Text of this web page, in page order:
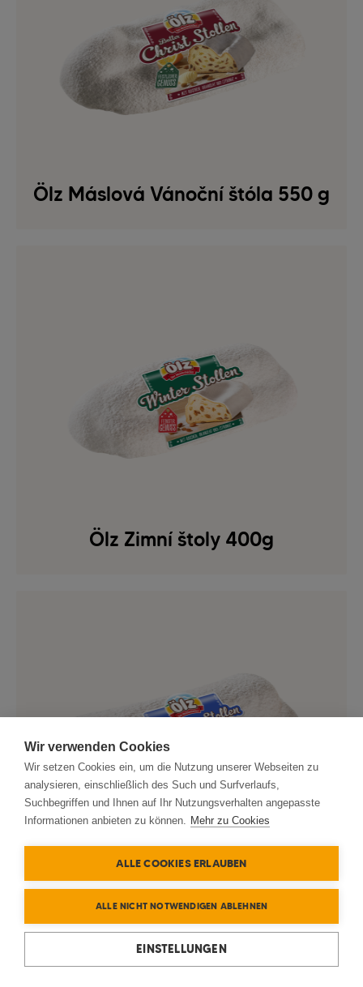
Ölz Máslová Vánoční štóla 550 g
Ölz Zimní štoly 400g
Ölz štóla Z Pravého Marcipánu
200g
Wir verwenden Cookies
Wir setzen Cookies ein, um die Nutzung unserer Webseiten zu
analysieren, einschließlich des Such und Surfverlaufs,
Suchbegriffen und Ihnen auf Ihr Nutzungsverhalten angepasste
Informationen anbieten zu können. Mehr zu Cookies
ALLE COOKIES ERLAUBEN
ALLE NICHT NOTWENDIGEN ABLEHNEN
EINSTELLUNGEN